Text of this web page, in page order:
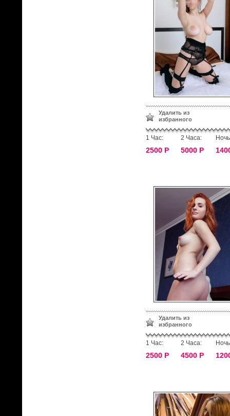
Удалить из
избранного
1 Час:
2500 Р
2 Часа:
5000 Р
Удалить из
избранного
1 Час:
2500 Р
2 Часа:
4500 Р